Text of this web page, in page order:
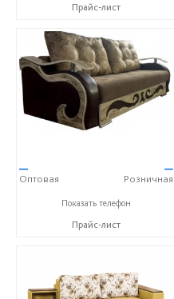
Прайс-лист
—
Оптовая
—
Розничная
+7 (910) 652-89-53 Александра
Показать телефон
Прайс-лист